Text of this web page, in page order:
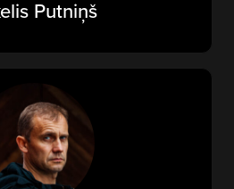
Putniņš